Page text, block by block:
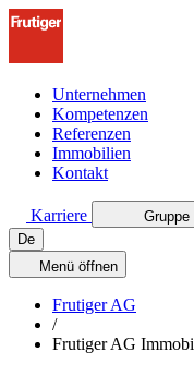
Unternehmen
Kompetenzen
Referenzen
Immobilien
Kontakt
Karriere
Gruppe
De
Menü öffnen
Frutiger AG
/
Frutiger AG